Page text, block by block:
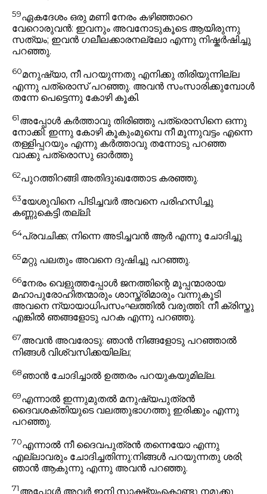
59ഏകദേശം ഒരു മണി നേരം കഴിഞ്ഞാറെ
വേറൊരുവൻ: ഇവനും അവനോടുകൂടെ ആയിരുന്നു
സത്യം; ഇവൻ ഗലീലക്കാരനല്ലോ എന്നു നിഷ്കർഷിച്ചു
പറഞ്ഞു.
60മനുഷ്യാ, നീ പറയുന്നതു എനിക്കു തിരിയുന്നില്ല
എന്നു പത്രൊസ് പറഞ്ഞു. അവൻ സംസാരിക്കുമ്പോൾ
തന്നേ പെട്ടെന്നു കോഴി കൂകി.
61അപ്പോൾ കർത്താവു തിരിഞ്ഞു പത്രൊസിനെ ഒന്നു
നോക്കി: ഇന്നു കോഴി കൂകുംമുമ്പെ നീ മൂന്നുവട്ടം എന്നെ
തള്ളിപ്പറയും എന്നു കർത്താവു തന്നോടു പറഞ്ഞ
വാക്കു പത്രൊസു ഓർത്തു
62പുറത്തിറങ്ങി അതിദുഃഖത്തോട കരഞ്ഞു.
63യേശുവിനെ പിടിച്ചവർ അവനെ പരിഹസിച്ചു
കണ്ണുകെട്ടി തല്ലി:
64പ്രവചിക്ക; നിന്നെ അടിച്ചവൻ ആർ എന്നു ചോദിച്ചു
65മറ്റു പലതും അവനെ ദുഷിച്ചു പറഞ്ഞു.
66നേരം വെളുത്തപ്പോൾ ജനത്തിന്റെ മൂപ്പന്മാരായ
മഹാപുരോഹിതന്മാരും ശാസ്ത്രിമാരും വന്നുകൂടി
അവനെ ന്യായാധിപസംഘത്തിൽ വരുത്തി: നീ ക്രിസ്തു
എങ്കിൽ ഞങ്ങളോടു പറക എന്നു പറഞ്ഞു.
67അവൻ അവരോടു: ഞാൻ നിങ്ങളോടു പറഞ്ഞാൽ
നിങ്ങൾ വിശ്വസിക്കയില്ല;
68ഞാൻ ചോദിച്ചാൽ ഉത്തരം പറയുകയുമില്ല.
69എന്നാൽ ഇന്നുമുതൽ മനുഷ്യപുത്രൻ
ദൈവശക്തിയുടെ വലത്തുഭാഗത്തു ഇരിക്കും എന്നു
പറഞ്ഞു.
70എന്നാൽ നീ ദൈവപുത്രൻ തന്നെയോ എന്നു
എല്ലാവരും ചോദിച്ചതിന്നു:നിങ്ങൾ പറയുന്നതു ശരി;
ഞാൻ ആകുന്നു എന്നു അവൻ പറഞ്ഞു.
71അപ്പോൾ അവർ ഇനി സാക്ഷ്യംകൊണ്ടു നമുക്കു